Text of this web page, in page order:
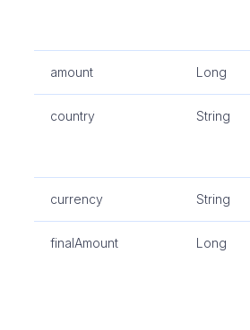
amount Long
country String
currency String
finalAmount Long